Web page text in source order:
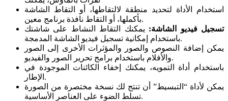
استخدام الأداة لتحديد منطقة لالتقاطها، أو التقاط الشاشة
بأكملها، أو التقاط نافذة برنامج معين.
تسجيل فيديو الشاشة: يمكنك التقاط النشاط على شاشتك
باستخدام إمكانية تسجيل فيديو الشاشة المدمجة.
يمكن إضافة النصوص والصور والمؤثرات الأخرى إلى الصور
والأفلام باستخدام برامج تحرير الصور والفيديو.
باستخدام أداة التمويه، يمكنك إخفاء الكائنات الموجودة في
الإطار.
يمكن لأداة “التبسيط” أن تنتج لك نسخة مختصرة من الصورة
تسلط الضوء على العناصر الأساسية.